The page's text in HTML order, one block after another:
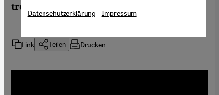
treffen müssen.
Link Teilen Drucken
Datenschutzerklärung Impressum